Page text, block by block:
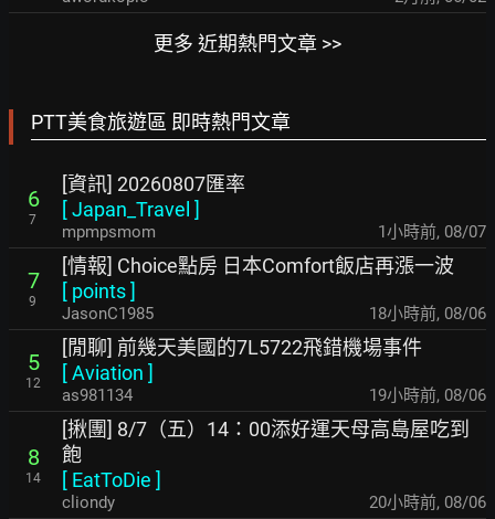
更多 近期熱門文章 >>
PTT美食旅遊區 即時熱門文章
6
7
[資訊] 20260807匯率
[Japan_Travel ]
mpmpsmom 1小時前, 08/07
7
9
[情報] Choice點房 日本Comfort飯店再漲一波
[ points]
JasonC1985 18小時前, 08/06
5
12
[閒聊] 前幾天美國的7L5722飛錯機場事件
[Aviation ]
as981134 19小時前, 08/06
8
14
[揪團] 8/7（五）14：00添好運天母高島屋吃到
飽
[ EatToDie ]
cliondy 20小時前, 08/06